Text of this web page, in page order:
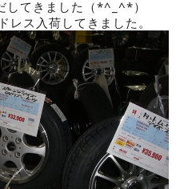
してきました（*^_^*）
ス入荷してきました。